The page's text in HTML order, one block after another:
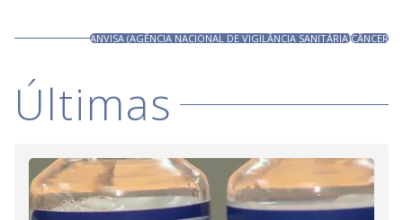
ANVISA (AGÊNCIA NACIONAL DE VIGILÂNCIA SANITÁRIA)CÂNCER
Últimas